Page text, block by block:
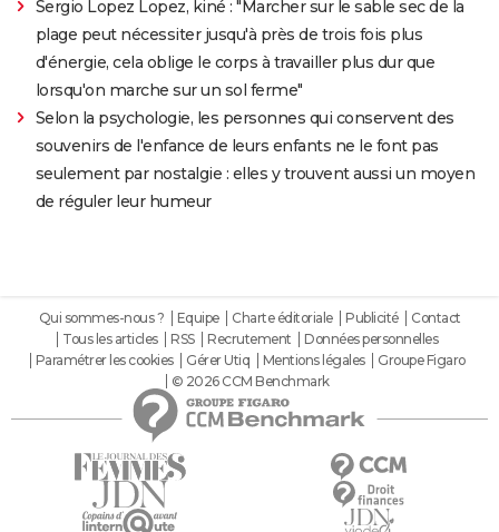
Sergio Lopez Lopez, kiné : "Marcher sur le sable sec de la
plage peut nécessiter jusqu'à près de trois fois plus
d'énergie, cela oblige le corps à travailler plus dur que
lorsqu'on marche sur un sol ferme"
Selon la psychologie, les personnes qui conservent des
souvenirs de l'enfance de leurs enfants ne le font pas
seulement par nostalgie : elles y trouvent aussi un moyen
de réguler leur humeur
Qui sommes-nous ? Equipe Charte éditoriale Publicité
Contact
Tous les articles
RSS Recrutement
Données personnelles
Paramétrer les cookies
Gérer Utiq Mentions légales
Groupe Figaro
© 2026 CCM Benchmark